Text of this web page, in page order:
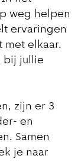
weg helpen
ervaringen
met elkaar.
bij jullie
zijn er 3
en
Samen
je naar